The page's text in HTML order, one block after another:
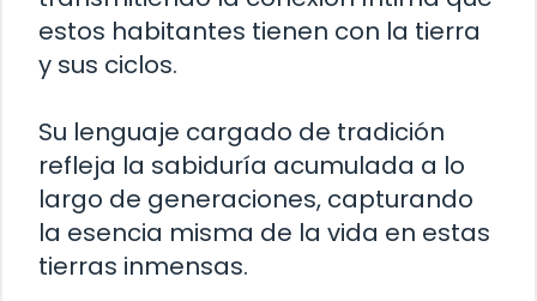
estos habitantes tienen con la tierra
y sus ciclos.
Su lenguaje cargado de tradición
refleja la sabiduría acumulada a lo
largo de generaciones, capturando
la esencia misma de la vida en estas
tierras inmensas.